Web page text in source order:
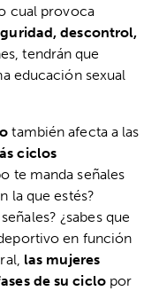
cual provoca
descontrol,
tendrán que
educación sexual
también afecta a las
ciclos
te manda señales
la que estés?
¿sabes que
en función
las mujeres
de su ciclopor